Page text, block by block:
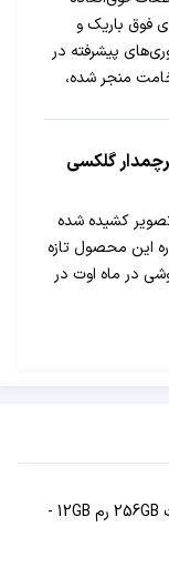
فوق باریک و
پیشرفته در
منجر شده،
گلکسی
به تصویر کشیده شده
این محصول تازه
در ماه اوت در
سامسونگ گلکسی S25 اولترا ظرفیت 256GB رم 12GB -